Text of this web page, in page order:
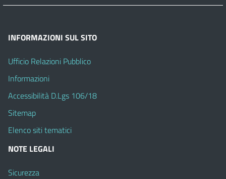
INFORMAZIONI SUL SITO
Ufficio Relazioni Pubblico
Informazioni
Accessibilità D.Lgs 106/18
Sitemap
Elenco siti tematici
NOTE LEGALI
Sicurezza